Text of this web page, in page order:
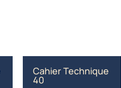
Cahier Technique
40